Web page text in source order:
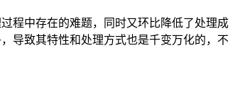
程中存在的难题，同时又环比降低了处理成
导致其特性和处理方式也是千变万化的，不